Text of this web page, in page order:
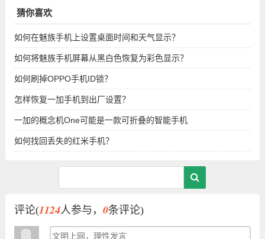
猜你喜欢
如何在魅族手机上设置桌面时间和天气显示？
如何将魅族手机屏幕从黑白色恢复为彩色显示？
如何刷掉OPPO手机ID锁？
怎样恢复一加手机到出厂设置？
一加的概念机One可能是一款可折叠的智能手机
如何找回丢失的红米手机？
评论(1124人参与， 0条评论)